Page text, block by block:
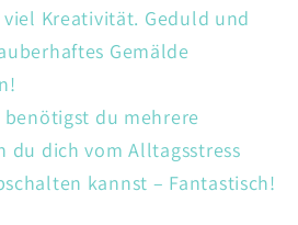
Kreativität. Geduld und
Gemälde
du mehrere
du dich vom Alltagsstress
kannst – Fantastisch!